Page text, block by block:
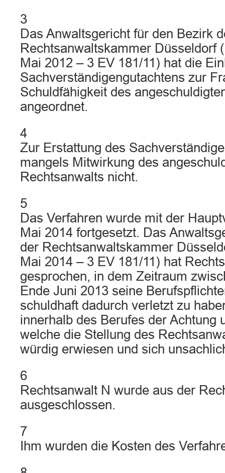
3
Das Anwaltsgericht für den Bezirk
Rechtsanwaltskammer Düsseldorf
Mai 2012 – 3 EV 181/11) hat die
Sachverständigengutachtens zur
Schuldfähigkeit des
angeordnet.
4
Zur Erstattung des
mangels Mitwirkung des
Rechtsanwalts nicht.
5
Das Verfahren wurde mit der
Mai 2014 fortgesetzt. Das
der Rechtsanwaltskammer
Mai 2014 – 3 EV 181/11) hat
gesprochen, in dem Zeitraum
Ende Juni 2013 seine
schuldhaft dadurch verletzt zu
innerhalb des Berufes der Achtung
welche die Stellung des
würdig erwiesen und sich
6
Rechtsanwalt N wurde aus der
ausgeschlossen.
7
Ihm wurden die Kosten des